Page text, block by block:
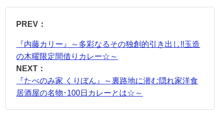
PREV：
『内藤カリー』～多彩なるその独創的引き出し!!玉造
の木曜限定間借りカレー☆～
NEXT：
『たべのみ家 くりぼん』～裏路地に潜む隠れ家洋食
居酒屋の名物･100日カレーとは☆～